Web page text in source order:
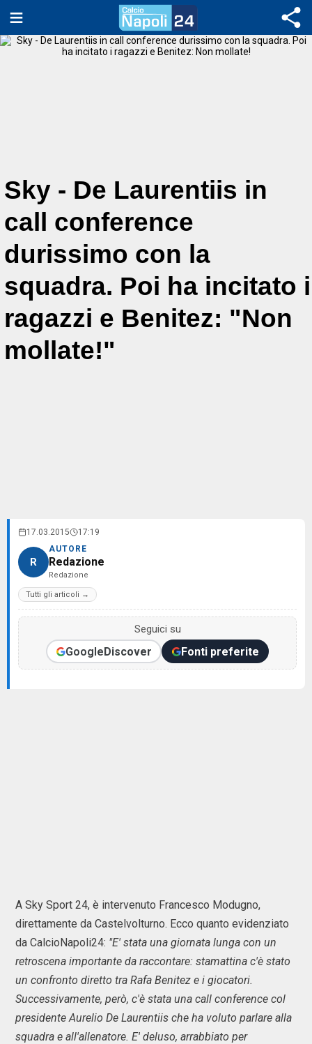
Sky - De Laurentiis in
call conference
durissimo con la
squadra. Poi ha incitato i
ragazzi e Benitez: "Non
mollate!"
17.03.2015 17:19
R
AUTORE
Redazione
Redazione
Tutti gli articoli →
Seguici su
GoogleDiscover Fonti preferite
A Sky Sport 24, è intervenuto Francesco Modugno,
direttamente da Castelvolturno. Ecco quanto evidenziato
da CalcioNapoli24: "E' stata una giornata lunga con un
retroscena importante da raccontare: stamattina c'è stato
un confronto diretto tra Rafa Benitez e i giocatori.
Successivamente, però, c'è stata una call conference col
presidente Aurelio De Laurentiis che ha voluto parlare alla
squadra e all'allenatore. E' deluso, arrabbiato per